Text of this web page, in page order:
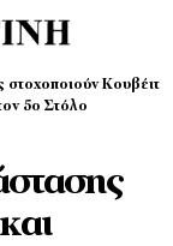
Κουβέιτ
5ο Στόλο